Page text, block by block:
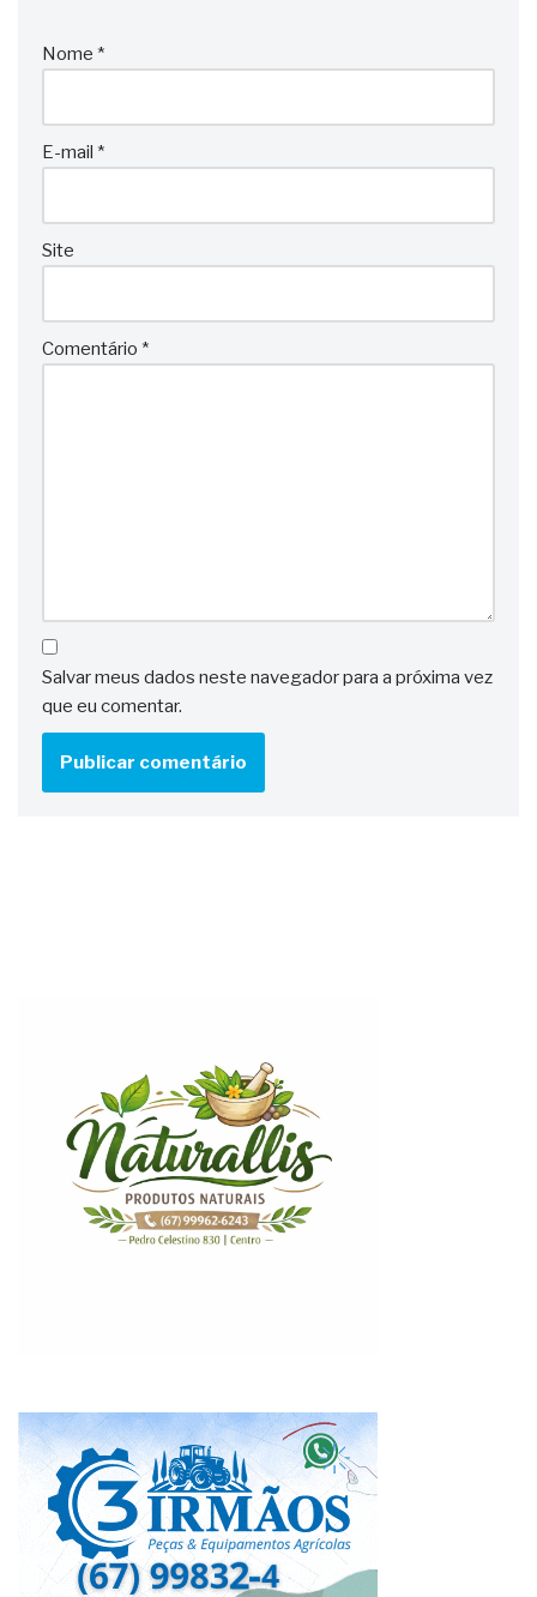
Nome *
E-mail *
Site
Comentário *
Salvar meus dados neste navegador para a próxima vez
que eu comentar.